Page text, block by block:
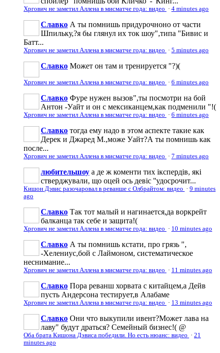
Хргович не заметил Аллена в мисматче года: видео · 4 minutes ago
Славко А ты помнишь придурочноно от части
Шпильку,?я бы глянул их ток шоу",типа "Бивис и
Батт...
Хргович не заметил Аллена в мисматче года: видео · 5 minutes ago
Славко Может он там и тренируется "?)(
Хргович не заметил Аллена в мисматче года: видео · 6 minutes ago
Славко Фуре нужен вызов",ты посмотри на бой
Антон -Уайт и он с мексиканцем,как подменили "!(
Хргович не заметил Аллена в мисматче года: видео · 6 minutes ago
Славко тогда ему надо в этом аспекте такие как
Дерек и Джаред М.,може Уайт?А ты помнишь как
после...
Хргович не заметил Аллена в мисматче года: видео · 7 minutes ago
любительшоу а де ж коменти тих ікспердів, які
стверджували, що оцей ось девіс ''удосрочит...
Кишон Дэвис разочаровал в реванше с Олбрайтом: видео · 9 minutes
ago
Славко Так тот малый и нагинается,да воркрейт
балканца так себе и защита!(
Хргович не заметил Аллена в мисматче года: видео · 10 minutes ago
Славко А ты помнишь кстати, про грязь ",
-Хелениус,бой с Лаймоном, систематическое
неснимание...
Хргович не заметил Аллена в мисматче года: видео · 11 minutes ago
Славко Пора реванш хорвата с китайцем,а Дейв
пусть Андерсона тестирует,в Алабаме
Хргович не заметил Аллена в мисматче года: видео · 13 minutes ago
Славко Они что выкупили ивент?Может лава на
лаву" будут драться? Семейный бизнес!( @
Оба брата Кишона Дэвиса победили. Но есть нюанс: видео · 21
minutes ago